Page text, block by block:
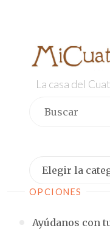
La casa del
Categorías
OPCIONES
Ayúdanos con